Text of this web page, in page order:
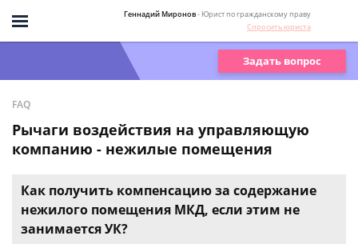
Геннадий Миронов- Юрист по гражданскому праву
Спросить юриста
Задать вопрос
FAQ
Рычаги воздействия на управляющую
компанию - нежилые помещения
Как получить компенсацию за содержание
нежилого помещения МКД, если этим не
занимается УК?